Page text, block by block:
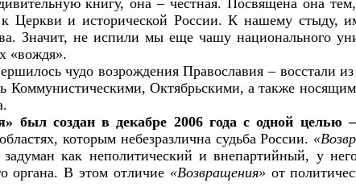
книгу, она – честная. Посвящена она
к Церкви и исторической России. К нашему стыду,
Значит, не испили мы еще чашу национального
«вождя».
чудо возрождения Православия – восстали
Коммунистическими, Октябрьскими, а также
был создан в декабре 2006 года с одной целью
которым небезразлична судьба России.
как неполитический и внепартийный, у
органа. В этом отличие «Возвращения» от